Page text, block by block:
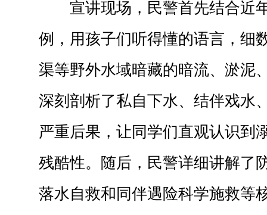
宣讲现场，民警首先结合近
例，用孩子们听得懂的语言，细
渠等野外水域暗藏的暗流、淤泥
深刻剖析了私自下水、结伴戏水
严重后果，让同学们直观认识到
残酷性。随后，民警详细讲解了
落水自救和同伴遇险科学施救等